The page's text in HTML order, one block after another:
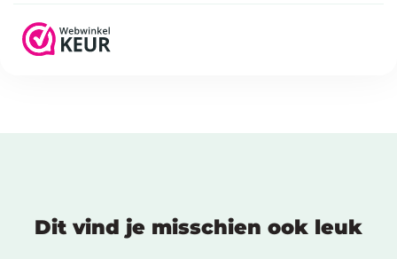
Dit vind je misschien ook leuk